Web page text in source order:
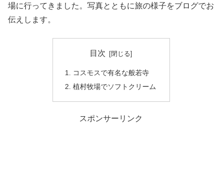
場に行ってきました。写真とともに旅の様子をブログでお
伝えします。
目次
コスモスで有名な般若寺
植村牧場でソフトクリーム
スポンサーリンク